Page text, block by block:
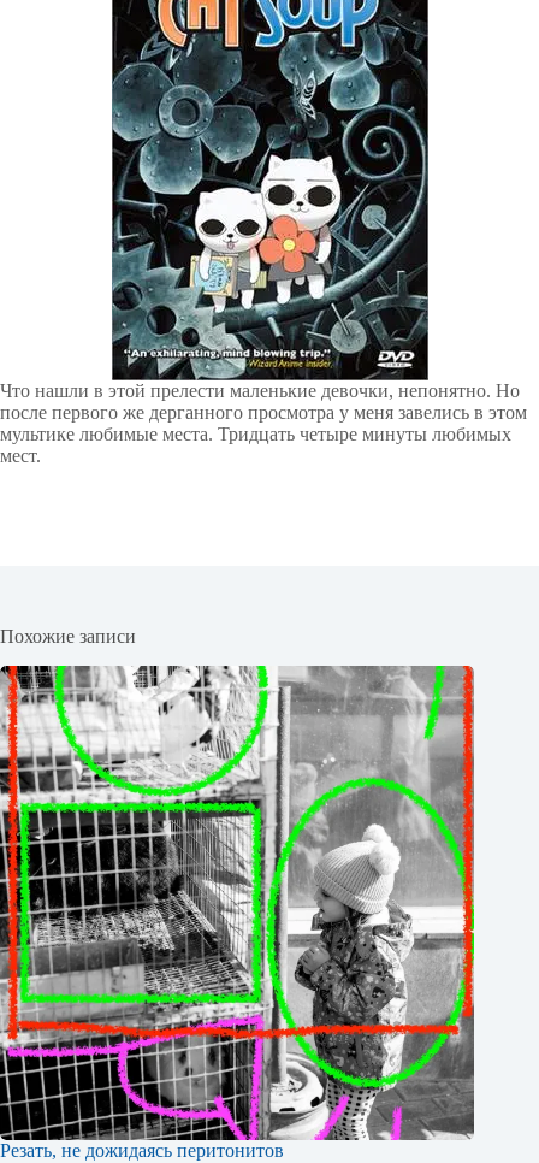
Что нашли в этой прелести маленькие девочки, непонятно. Но
после первого же дерганного просмотра у меня завелись в этом
мультике любимые места. Тридцать четыре минуты любимых
мест.
Похожие записи
Резать, не дожидаясь перитонитов